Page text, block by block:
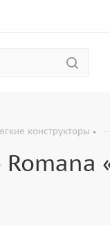
конструкторы —